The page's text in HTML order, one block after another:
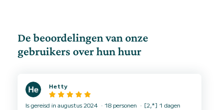
De beoordelingen van onze
gebruikers over hun huur
Hetty
Is gereisd in augustus 2024 18 personen [2,*] 1 dagen